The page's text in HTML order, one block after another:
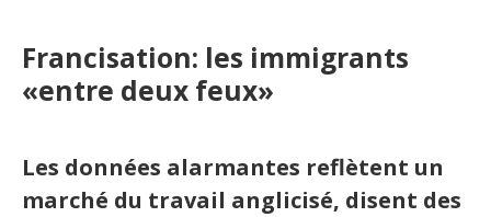
Francisation: les immigrants
«entre deux feux»
Les données alarmantes reflètent un
marché du travail anglicisé, disent des